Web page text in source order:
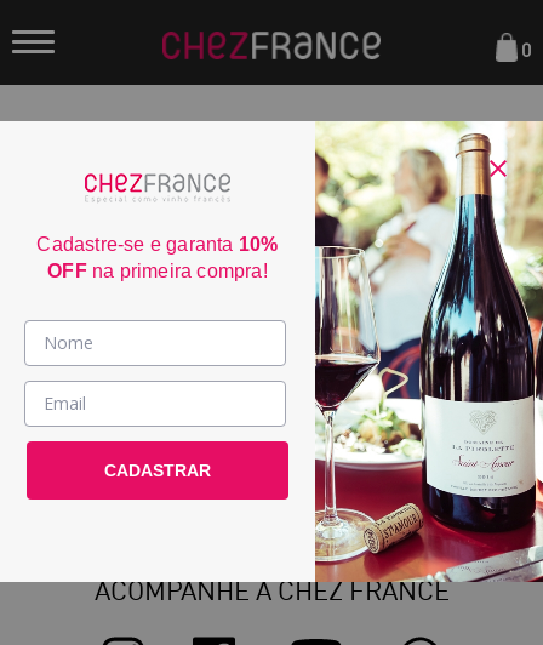
Vinhos >
País / Região >
Le Club >
0
Refinar Resultado
Sua busca não encontrou nenhum resultado.
Parcele em até 6x sem juros
consulte condiçoes
Frete Grátis acima de R$350
consulte condiçoes
3% de desconto no boleto
consulte condiçoes
Entrega em até 4 dias úteis
consulte condiçoes
ACOMPANHE A CHEZ FRANCE
Cadastre-se e garanta 10%
OFFna primeira compra!
CADASTRAR